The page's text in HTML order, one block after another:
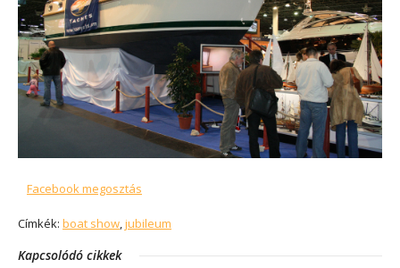
Facebook megosztás
Címkék: boat show,jubileum
Kapcsolódó cikkek